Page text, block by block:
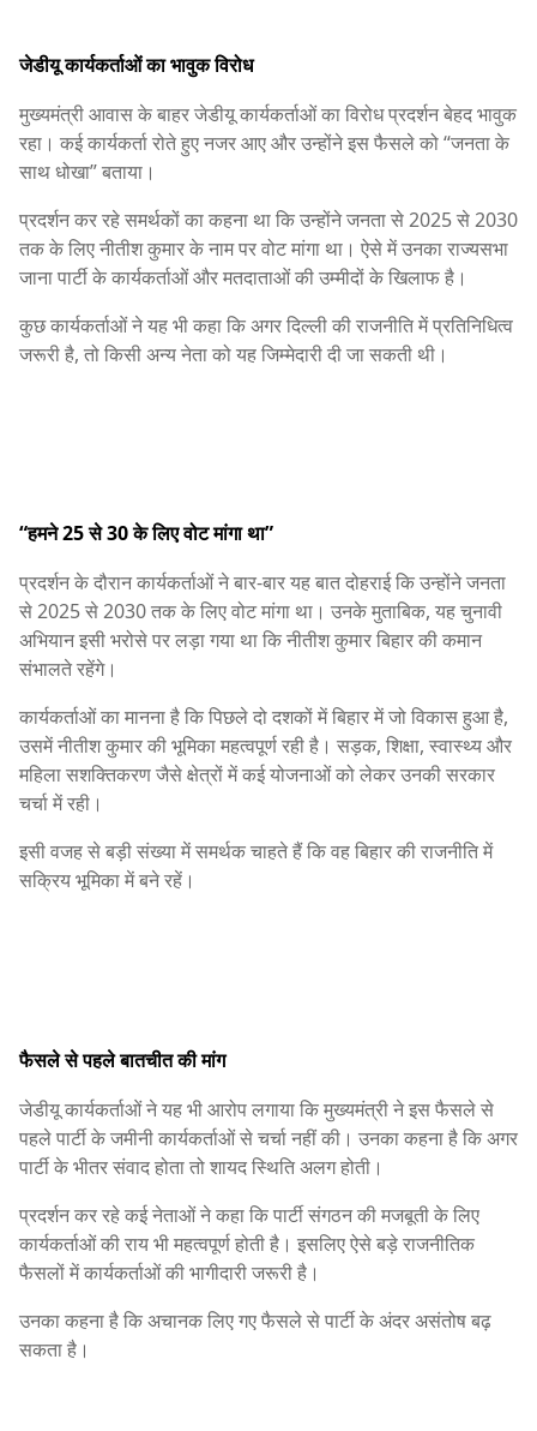
जेडीयू कार्यकर्ताओं का भावुक विरोध
मुख्यमंत्री आवास के बाहर जेडीयू कार्यकर्ताओं का विरोध प्रदर्शन बेहद भावुक
रहा। कई कार्यकर्ता रोते हुए नजर आए और उन्होंने इस फैसले को “जनता के
साथ धोखा” बताया।
प्रदर्शन कर रहे समर्थकों का कहना था कि उन्होंने जनता से 2025 से 2030
तक के लिए नीतीश कुमार के नाम पर वोट मांगा था। ऐसे में उनका राज्यसभा
जाना पार्टी के कार्यकर्ताओं और मतदाताओं की उम्मीदों के खिलाफ है।
कुछ कार्यकर्ताओं ने यह भी कहा कि अगर दिल्ली की राजनीति में प्रतिनिधित्व
जरूरी है, तो किसी अन्य नेता को यह जिम्मेदारी दी जा सकती थी।
“हमने 25 से 30 के लिए वोट मांगा था”
प्रदर्शन के दौरान कार्यकर्ताओं ने बार-बार यह बात दोहराई कि उन्होंने जनता
से 2025 से 2030 तक के लिए वोट मांगा था। उनके मुताबिक, यह चुनावी
अभियान इसी भरोसे पर लड़ा गया था कि नीतीश कुमार बिहार की कमान
संभालते रहेंगे।
कार्यकर्ताओं का मानना है कि पिछले दो दशकों में बिहार में जो विकास हुआ है,
उसमें नीतीश कुमार की भूमिका महत्वपूर्ण रही है। सड़क, शिक्षा, स्वास्थ्य और
महिला सशक्तिकरण जैसे क्षेत्रों में कई योजनाओं को लेकर उनकी सरकार
चर्चा में रही।
इसी वजह से बड़ी संख्या में समर्थक चाहते हैं कि वह बिहार की राजनीति में
सक्रिय भूमिका में बने रहें।
फैसले से पहले बातचीत की मांग
जेडीयू कार्यकर्ताओं ने यह भी आरोप लगाया कि मुख्यमंत्री ने इस फैसले से
पहले पार्टी के जमीनी कार्यकर्ताओं से चर्चा नहीं की। उनका कहना है कि अगर
पार्टी के भीतर संवाद होता तो शायद स्थिति अलग होती।
प्रदर्शन कर रहे कई नेताओं ने कहा कि पार्टी संगठन की मजबूती के लिए
कार्यकर्ताओं की राय भी महत्वपूर्ण होती है। इसलिए ऐसे बड़े राजनीतिक
फैसलों में कार्यकर्ताओं की भागीदारी जरूरी है।
उनका कहना है कि अचानक लिए गए फैसले से पार्टी के अंदर असंतोष बढ़
सकता है।